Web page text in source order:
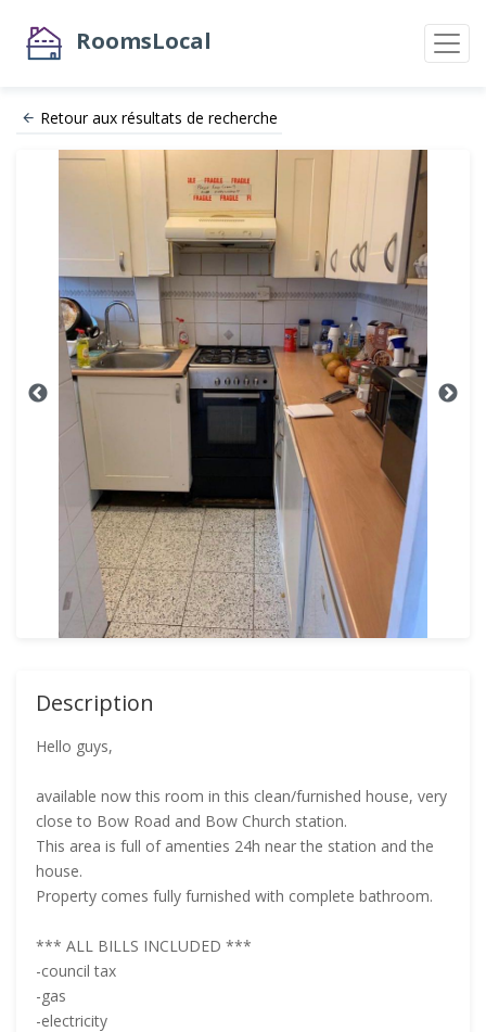
RoomsLocal
Retour aux résultats de recherche
Description
Hello guys,
available now this room in this clean/furnished house, very
close to Bow Road and Bow Church station.
This area is full of amenties 24h near the station and the
house.
Property comes fully furnished with complete bathroom.
*** ALL BILLS INCLUDED ***
-council tax
-gas
-electricity